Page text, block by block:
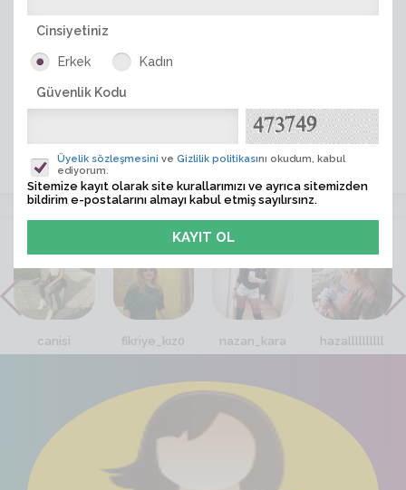
ÜYE ARA
VİTRİN
canisi fikriye_kız0 nazan_kara hazallllllllll
Cinsiyetiniz
Erkek Kadın
Güvenlik Kodu
Üyelik sözleşmesini ve Gizlilik politikasını okudum, kabul
ediyorum.
Sitemize kayıt olarak site kurallarımızı ve ayrıca sitemizden
bildirim e-postalarını almayı kabul etmiş sayılırsınz.